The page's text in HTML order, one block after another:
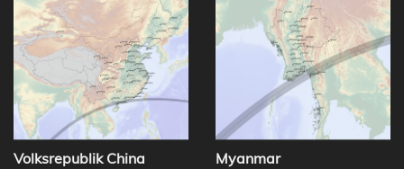
Volksrepublik China Myanmar